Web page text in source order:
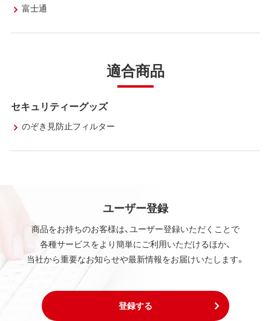
富士通
適合商品
セキュリティーグッズ
のぞき見防止フィルター
ユーザー登録
商品をお持ちのお客様は、ユーザー登録いただくことで
各種サービスをより簡単にご利用いただけるほか、
当社から重要なお知らせや最新情報をお届けいたします。
登録する